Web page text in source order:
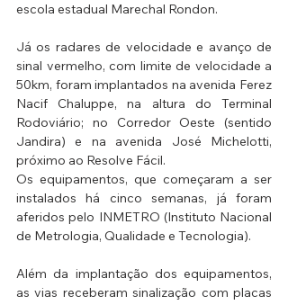
escola estadual Marechal Rondon.
Já os radares de velocidade e avanço de
sinal vermelho, com limite de velocidade a
50km, foram implantados na avenida Ferez
Nacif Chaluppe, na altura do Terminal
Rodoviário; no Corredor Oeste (sentido
Jandira) e na avenida José Michelotti,
próximo ao Resolve Fácil.
Os equipamentos, que começaram a ser
instalados há cinco semanas, já foram
aferidos pelo INMETRO (Instituto Nacional
de Metrologia, Qualidade e Tecnologia).
Além da implantação dos equipamentos,
as vias receberam sinalização com placas